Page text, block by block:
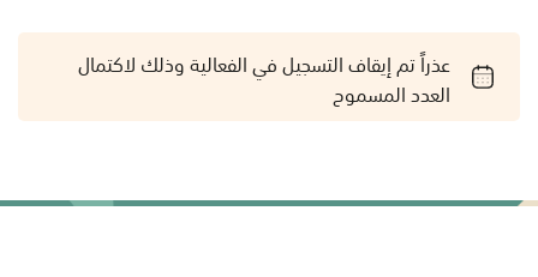
عذراً تم إيقاف التسجيل في الفعالية وذلك لاكتمال
العدد المسموح